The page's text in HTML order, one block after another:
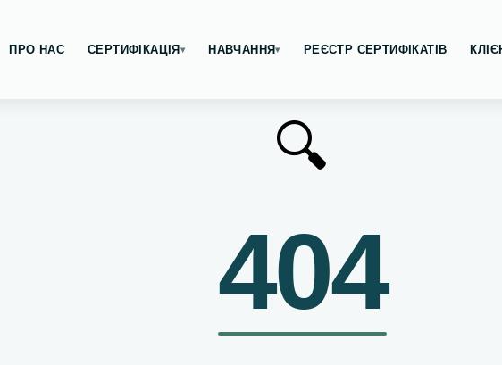
ПРО НАС СЕРТИФІКАЦІЯ▾ НАВЧАННЯ▾ РЕЄСТР СЕРТИФІКАТІВ
🔍
404